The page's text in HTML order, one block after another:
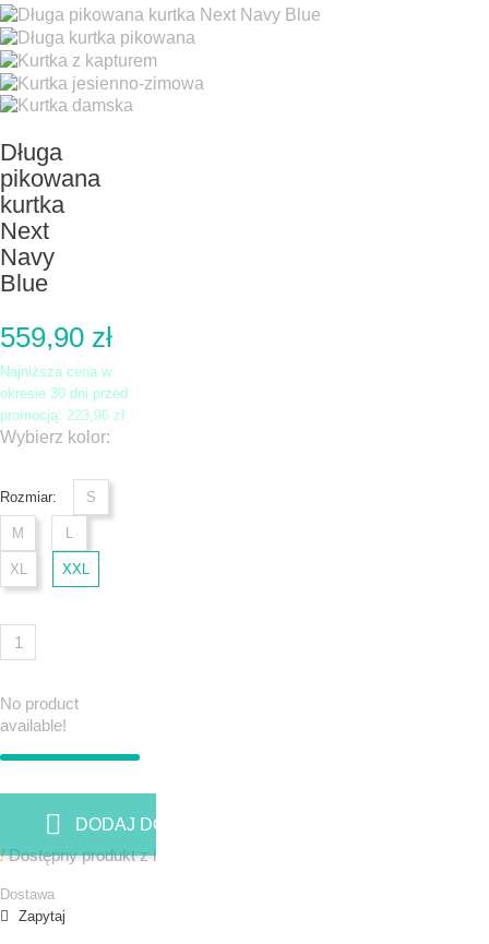
Długa
pikowana
kurtka
Next
Navy
Blue
559,90 zł
Najniższa cena w
okresie 30 dni przed
promocją: 223,96 zł
Wybierz kolor:
Rozmiar: S
M L
XL XXL
No product
available!
DODAJ DO KOSZYKA
!Dostępny produkt z innymi opcjami
Dostawa
Zapytaj